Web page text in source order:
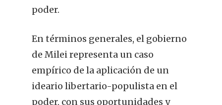
poder.
En términos generales, el gobierno
de Milei representa un caso
empírico de la aplicación de un
ideario libertario-populista en el
poder, con sus oportunidades y